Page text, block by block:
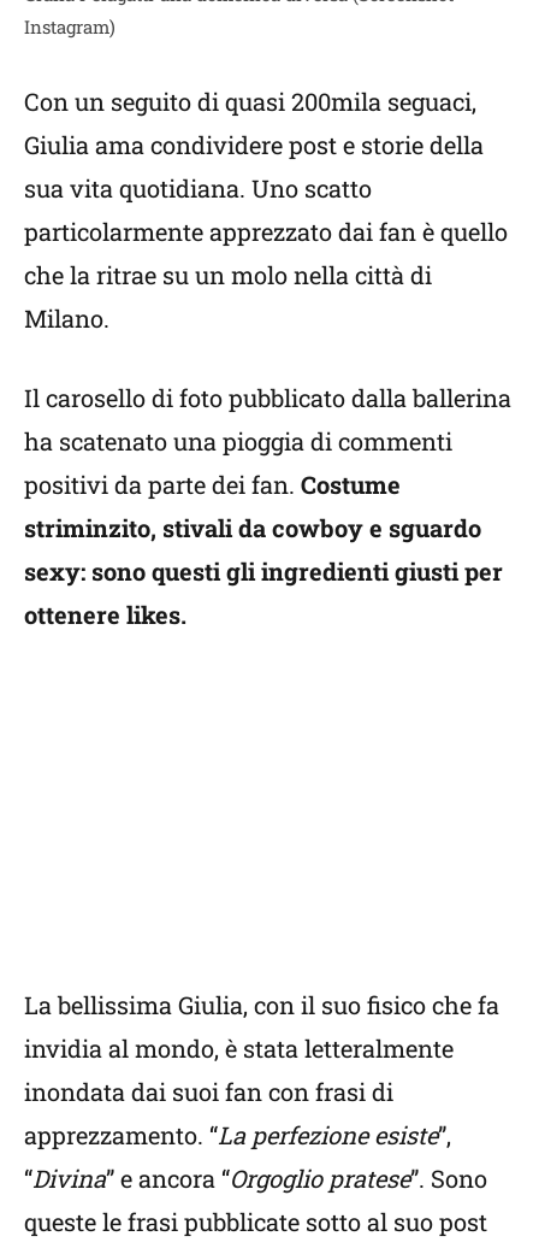
Instagram)
Con un seguito di quasi 200mila seguaci,
Giulia ama condividere post e storie della
sua vita quotidiana. Uno scatto
particolarmente apprezzato dai fan è quello
che la ritrae su un molo nella città di
Milano.
Il carosello di foto pubblicato dalla ballerina
ha scatenato una pioggia di commenti
positivi da parte dei fan. Costume
striminzito, stivali da cowboy e sguardo
sexy: sono questi gli ingredienti giusti per
ottenere likes.
La bellissima Giulia, con il suo fisico che fa
invidia al mondo, è stata letteralmente
inondata dai suoi fan con frasi di
apprezzamento. “La perfezione esiste”,
“Divina” e ancora “Orgoglio pratese”. Sono
queste le frasi pubblicate sotto al suo post